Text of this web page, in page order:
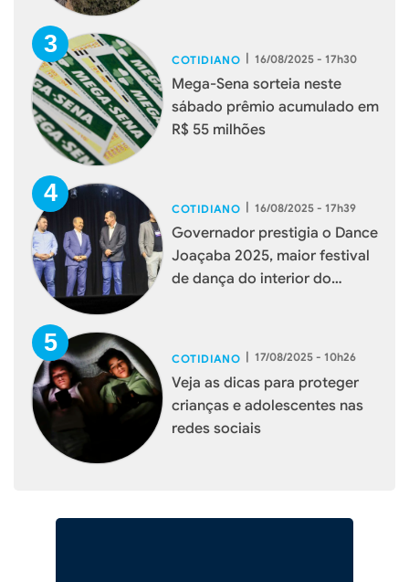
COTIDIANO | 16/08/2025 - 17h30
Mega-Sena sorteia neste
sábado prêmio acumulado em
R$ 55 milhões
COTIDIANO | 16/08/2025 - 17h39
Governador prestigia o Dance
Joaçaba 2025, maior festival
de dança do interior do
COTIDIANO | 17/08/2025 - 10h26
Veja as dicas para proteger
crianças e adolescentes nas
redes sociais